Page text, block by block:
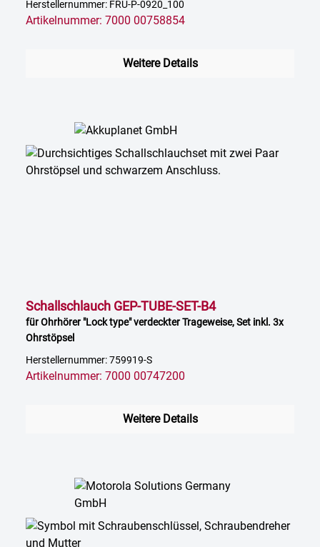
Herstellernummer: FRU-P-0920_100
Artikelnummer: 7000 00758854
Weitere Details
Schallschlauch GEP-TUBE-SET-B4
für Ohrhörer "Lock type" verdeckter Trageweise, Set inkl. 3x
Ohrstöpsel
Herstellernummer: 759919-S
Artikelnummer: 7000 00747200
Weitere Details